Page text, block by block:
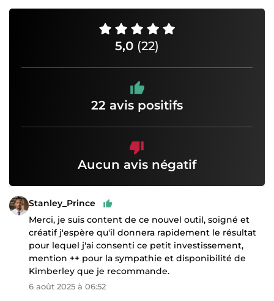
5,0 (22)
22 avis positifs
Aucun avis négatif
Stanley_Prince
Merci, je suis content de ce nouvel outil, soigné et
créatif j'espère qu'il donnera rapidement le résultat
pour lequel j'ai consenti ce petit investissement,
mention ++ pour la sympathie et disponibilité de
Kimberley que je recommande.
6 août 2025 à 06:52